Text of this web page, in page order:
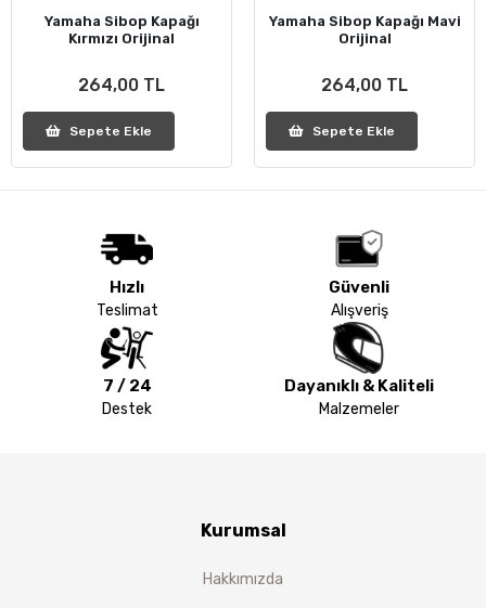
Yamaha Sibop Kapağı
Kırmızı Orijinal
264,00 TL
Sepete Ekle
Yamaha Sibop Kapağı Mavi
Orijinal
264,00 TL
Sepete Ekle
Hızlı
Teslimat
Güvenli
Alışveriş
7 / 24
Destek
Dayanıklı & Kaliteli
Malzemeler
Kurumsal
Hakkımızda